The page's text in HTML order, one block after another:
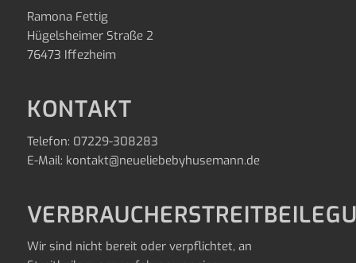
Ramona Fettig
Hügelsheimer Straße 2
76473 Iffezheim
KONTAKT
Telefon: 07229-308283
E-Mail: kontakt@neueliebebyhusemann.de
Wir sind nicht bereit oder verpflichtet, an